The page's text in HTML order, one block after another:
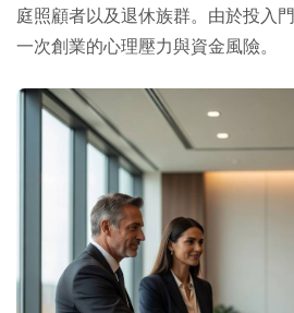
庭照顧者以及退休族群。由於投入
一次創業的心理壓力與資金風險。